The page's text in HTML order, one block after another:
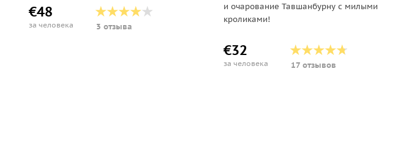
€48
за человека 3 отзыва
и очарование Тавшанбурну с милыми
кроликами!
€32
за человека 17 отзывов